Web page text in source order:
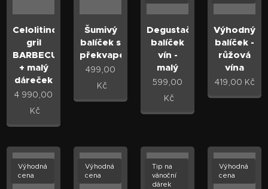
Celolitinový
gril
BARBECUE
+ malý
dáreček
4 990,00
Kč
Šumivý
balíček s
překvapením
499,00
Kč
Degustační
balíček
vín -
malý
599,00
Kč
Výhodný
balíček -
růžová
vína
419,00 Kč
Výhodná
cena
Výhodná
cena
Tip na
vánoční
dárek
Výhodná
cena